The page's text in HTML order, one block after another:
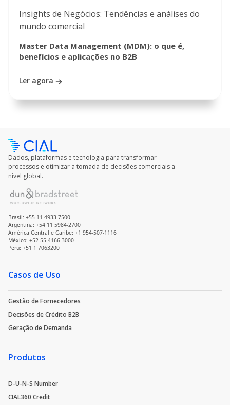
Insights de Negócios: Tendências e análises do
mundo comercial
Master Data Management (MDM): o que é,
benefícios e aplicações no B2B
Ler agora
Dados, plataformas e tecnologia para transformar
processos e otimizar a tomada de decisões comerciais a
nível global.
Brasil: +55 11 4933-7500
Argentina: +54 11 5984-2700
América Central e Caribe: +1 954-507-1116
México: +52 55 4166 3000
Peru: +51 1 7063200
Casos de Uso
Gestão de Fornecedores
Decisões de Crédito B2B
Geração de Demanda
Produtos
D-U-N-S Number
CIAL360 Credit